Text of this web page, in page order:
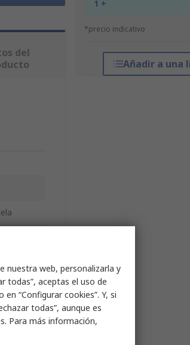
1 +
*precio indicativo
Añadir a una
del
nuestra web, personalizarla y
todas”, aceptas el uso de
“Configurar cookies”. Y, si
todas”, aunque es
Para más información,